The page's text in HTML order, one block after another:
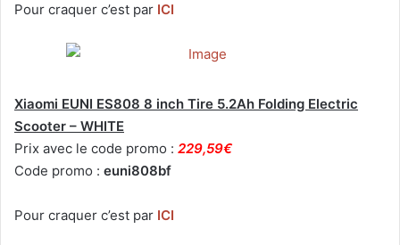
Pour craquer c’est par ICI
Xiaomi EUNI ES808 8 inch Tire 5.2Ah Folding Electric
Scooter – WHITE
Prix avec le code promo : 229,59€
Code promo : euni808bf
Pour craquer c’est par ICI